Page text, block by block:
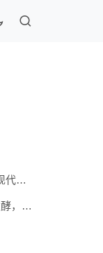
细说中医发展史，千年根基不会被推倒，但被现代医疗模式堵住出路
天冷发面，不要只放酵母！多加这3样，快速发酵，蓬松香软弹性十足